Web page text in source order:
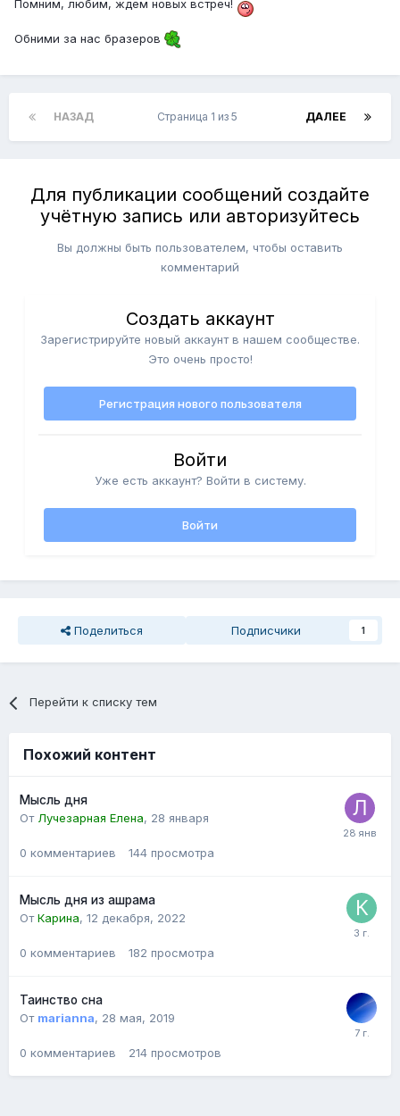
Помним, любим, ждем новых встреч!
Обними за нас бразеров
НАЗАД ДАЛЕЕ
Страница 1 из 5
Для публикации сообщений создайте
учётную запись или авторизуйтесь
Вы должны быть пользователем, чтобы оставить
комментарий
Создать аккаунт
Зарегистрируйте новый аккаунт в нашем сообществе.
Это очень просто!
Регистрация нового пользователя
Войти
Уже есть аккаунт? Войти в систему.
Войти
Поделиться Подписчики 1
Перейти к списку тем
Похожий контент
Мысль дня
От Лучезарная Елена, 28 января
0 комментариев 144 просмотра
​​​​​​​Мысль дня из ашрама
ОтКарина, 12 декабря, 2022
0 комментариев 182 просмотра
Таинство сна
От marianna, 28 мая, 2019
0 комментариев 214 просмотров